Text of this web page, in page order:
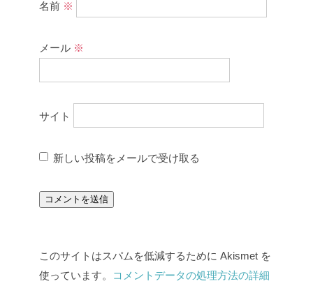
名前 ※
メール ※
サイト
新しい投稿をメールで受け取る
このサイトはスパムを低減するために Akismet を
使っています。
コメントデータの処理方法の詳細